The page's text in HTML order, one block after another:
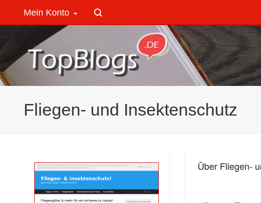
Mein Konto
Fliegen- und Insektenschutz
Über Fliegen-